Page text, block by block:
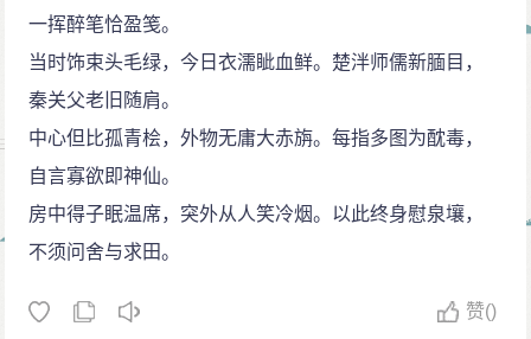
坷，随着北宋政治风浪，几上几下。43岁（元丰二年）
时因作诗讽刺新法，被捕下狱，出狱后贬官为黄州团练
副使。这是个闲职，他在旧城营地辟畦耕种，游历访
古，政治上失意，滋长了他逃避现实和怀才不遇的思想
情绪，但由于他豁达的胸怀，在祖国雄伟的江山和历史
风云人物的激发下，借景抒情，写下了一系列脍炙人口
的名篇，此词为其代表。
瑜，并怀古伤己，以自身感慨作结。作者吊古伤怀，想
一挥醉笔恰盈笺。
当时饰束头毛绿，今日衣濡眦血鲜。楚泮师儒新腼目，
秦关父老旧随肩。
中心但比孤青桧，外物无庸大赤旃。每指多图为酖毒，
自言寡欲即神仙。
房中得子眠温席，突外从人笑冷烟。以此终身慰泉壤，
不须问舍与求田。
赞()